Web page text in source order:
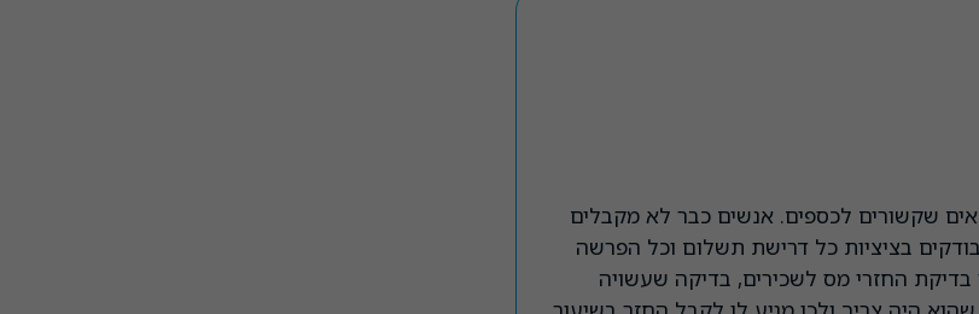
שקשורים לכספים. אנשים כבר לא מקבלים
בציציות כל דרישת תשלום וכל הפרשה
בדיקת החזרי מס לשכירים, בדיקה שעשויה